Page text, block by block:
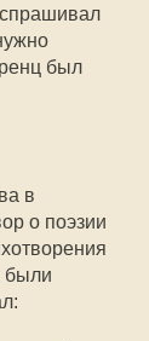
был
в
о поэзии
были